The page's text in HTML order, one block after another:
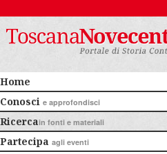
Home
Conosci e approfondisci
Ricercain fonti e materiali
Partecipa agli eventi